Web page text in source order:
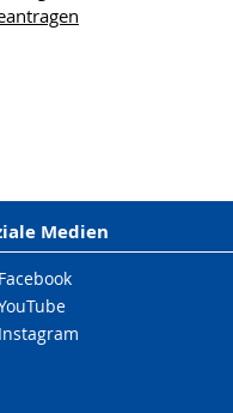
Medien
Facebook
Instagram